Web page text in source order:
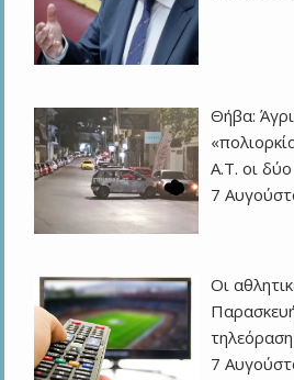
Θήβα:
Α.Τ. οι
7
Οι
τηλεόραση
7